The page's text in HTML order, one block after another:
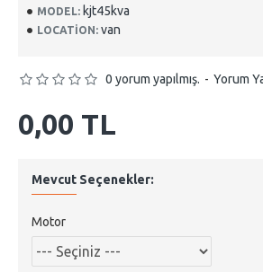
MODEL: kjt45kva
LOCATION: van
0 yorum yapılmış. - Yorum
0,00 TL
Mevcut Seçenekler:
Motor